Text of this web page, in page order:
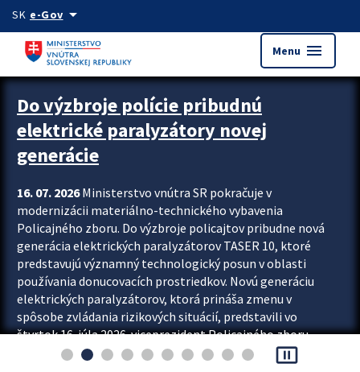
Preskocit na hlavný obsah
SK e-Govarrow_drop_down
Menu menu
Zastavit automatický posun upútavok
Do výzbroje polície pribudnú
elektrické paralyzátory novej
generácie
16. 07. 2026Ministerstvo vnútra SR pokračuje v
modernizácii materiálno-technického vybavenia
Policajného zboru. Do výzbroje policajtov pribudne nová
generácia elektrických paralyzátorov TASER 10, ktoré
predstavujú významný technologický posun v oblasti
používania donucovacích prostriedkov. Novú generáciu
elektrických paralyzátorov, ktorá prináša zmenu v
spôsobe zvládania rizikových situácií, predstavili vo
štvrtok 16. júla 2026 viceprezident Policajného zboru
Rastislav Polakovič a riaditeľ odboru výcviku...
pause_presentation